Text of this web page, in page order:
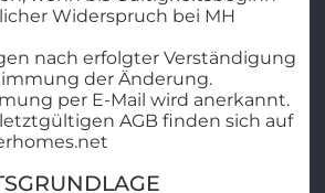
Widerspruch bei MH
nach erfolgter Verständigung
der Änderung.
per E-Mail wird anerkannt.
AGB finden sich auf